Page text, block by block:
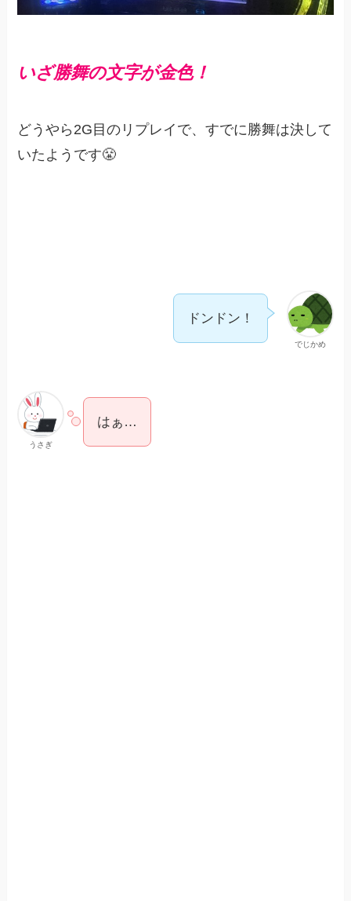
いざ勝舞の文字が金色！
どうやら2G目のリプレイで、すでに勝舞は決して
いたようです😤
でじかめ
ドンドン！
うさぎ
はぁ…